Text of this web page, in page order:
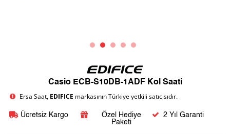
Casio ECB-S10DB-1ADF Kol Saati
Ersa Saat, EDIFICE markasının Türkiye yetkili satıcısıdır.
Ücretsiz Kargo
Özel Hediye
Paketi
2 Yıl Garanti